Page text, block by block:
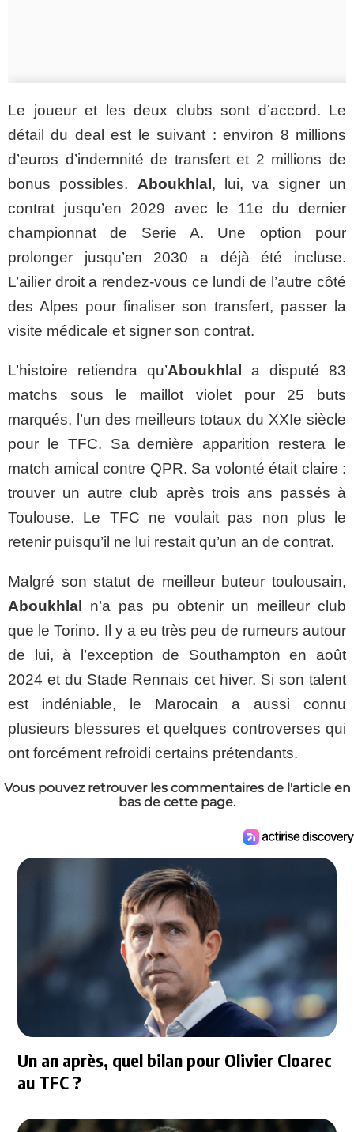
Le joueur et les deux clubs sont d’accord. Le
détail du deal est le suivant : environ 8 millions
d’euros d’indemnité de transfert et 2 millions de
bonus possibles. Aboukhlal , lui, va signer un
contrat jusqu’en 2029 avec le 11e du dernier
championnat de Serie A. Une option pour
prolonger jusqu’en 2030 a déjà été incluse.
L’ailier droit a rendez-vous ce lundi de l’autre côté
des Alpes pour finaliser son transfert, passer la
visite médicale et signer son contrat.
L’histoire retiendra qu’Aboukhlal
a disputé 83
matchs sous le maillot violet pour 25 buts
marqués, l’un des meilleurs totaux du XXIe siècle
pour le TFC. Sa dernière apparition restera le
match amical contre QPR. Sa volonté était claire :
trouver un autre club après trois ans passés à
Toulouse. Le TFC ne voulait pas non plus le
retenir puisqu’il ne lui restait qu’un an de contrat.
Malgré son statut de meilleur buteur toulousain,
Aboukhlal
n’a pas pu obtenir un meilleur club
que le Torino. Il y a eu très peu de rumeurs autour
de lui, à l’exception de Southampton en août
2024 et du Stade Rennais cet hiver. Si son talent
est indéniable, le Marocain a aussi connu
plusieurs blessures et quelques controverses qui
ont forcément refroidi certains prétendants.
Vous pouvez retrouver les commentaires de l'article en
bas de cette page.
Un an après, quel bilan pour Olivier Cloarec
au TFC ?